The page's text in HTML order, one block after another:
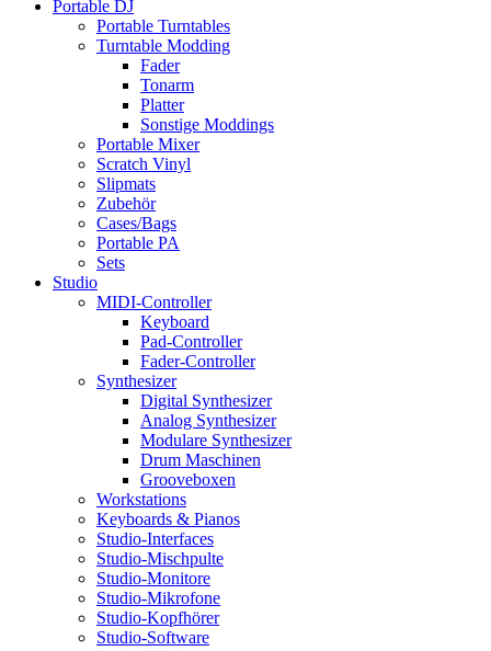
Portable DJ
Portable Turntables
Turntable Modding
Fader
Tonarm
Platter
Sonstige Moddings
Portable Mixer
Scratch Vinyl
Slipmats
Zubehör
Cases/Bags
Portable PA
Sets
Studio
MIDI-Controller
Keyboard
Pad-Controller
Fader-Controller
Synthesizer
Digital Synthesizer
Analog Synthesizer
Modulare Synthesizer
Drum Maschinen
Grooveboxen
Workstations
Keyboards & Pianos
Studio-Interfaces
Studio-Mischpulte
Studio-Monitore
Studio-Mikrofone
Studio-Kopfhörer
Studio-Software